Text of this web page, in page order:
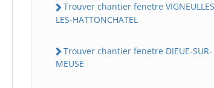
Trouver chantier fenetre
LES-HATTONCHATEL
Trouver chantier fenetre DIEUE-SUR-
MEUSE